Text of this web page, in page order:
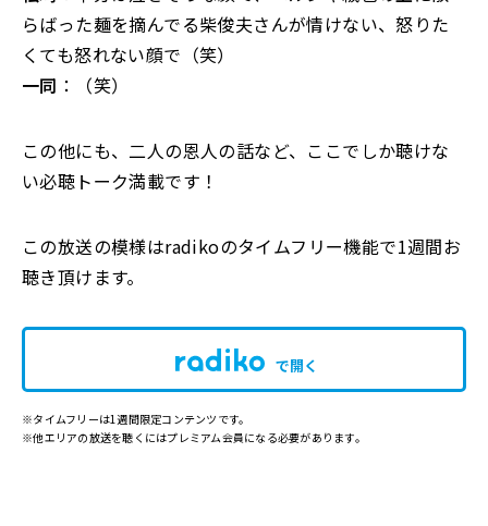
らばった麺を摘んでる柴俊夫さんが情けない、怒りた
くても怒れない顔で（笑）
一同 ：（笑）
この他にも、二人の恩人の話など、ここでしか聴けな
い必聴トーク満載です！
この放送の模様はradikoのタイムフリー機能で1週間お
聴き頂けます。
で開く
※タイムフリーは1週間限定コンテンツです。
※他エリアの放送を聴くにはプレミアム会員になる必要があります。